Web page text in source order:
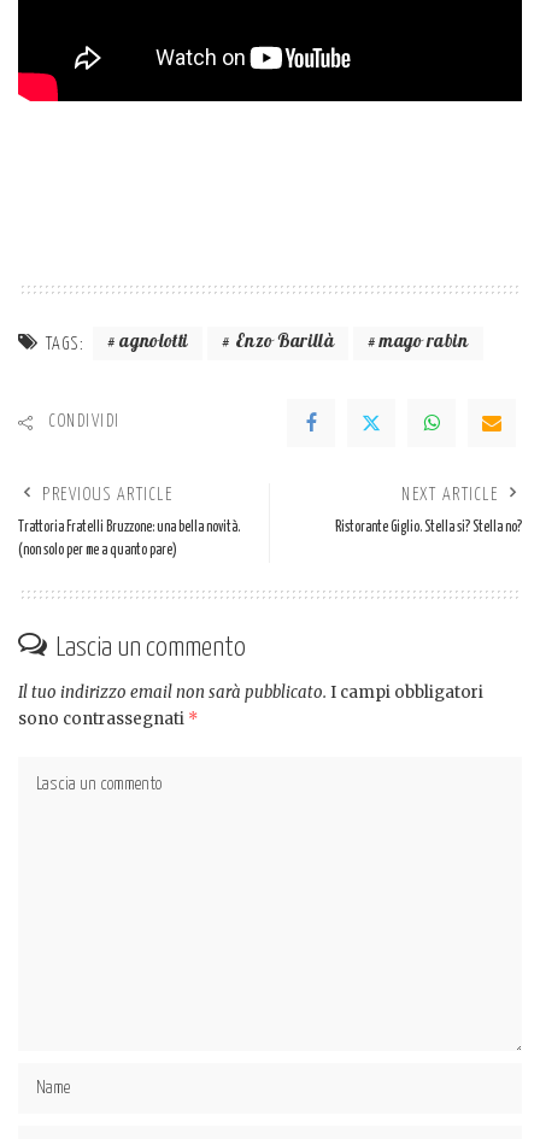
TAGS: agnolotti Enzo Barillà mago rabin
CONDIVIDI
PREVIOUS ARTICLE
Trattoria Fratelli Bruzzone: una bella novità.
(non solo per me a quanto pare)
NEXT ARTICLE
Ristorante Giglio. Stella si? Stella no?
Lascia un commento
Il tuo indirizzo email non sarà pubblicato. I campi obbligatori
sono contrassegnati *